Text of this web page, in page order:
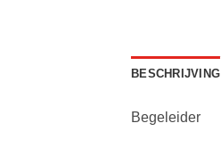
BESCHRIJVING
Begeleider